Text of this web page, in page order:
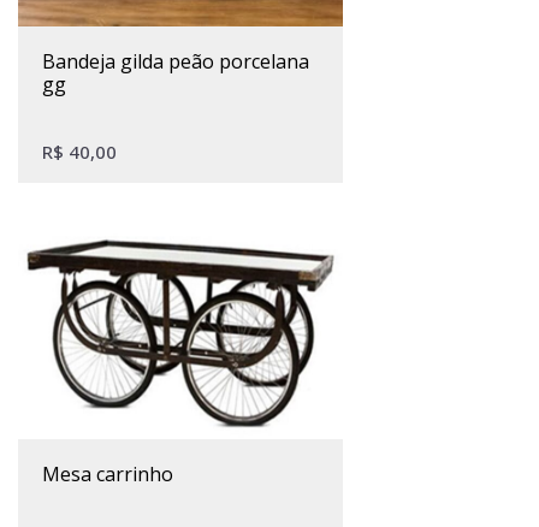
bandeja gilda peão porcelana
gg
R$ 40,00
mesa carrinho